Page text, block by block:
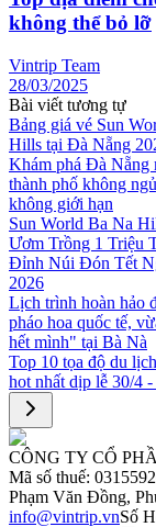
không thể bỏ lỡ
Vintrip Team
28/03/2025
Bài viết tương tự
Bảng giá vé Sun
Hills tại Đà Nẵng
Khám phá Đà Nẵng
thành phố không
không giới hạn
Sun World Ba Na
Ươm Trồng 1 Triệu
Đỉnh Núi Đón Tết
2026
Lịch trình hoàn hảo
pháo hoa quốc tế,
hết mình" tại Bà Nà
Top 10 tọa độ du
hot nhất dịp lễ 30/4
CÔNG TY CỔ
Mã số thuế:
Phạm Văn Đồng,
info@vintrip.vnSố